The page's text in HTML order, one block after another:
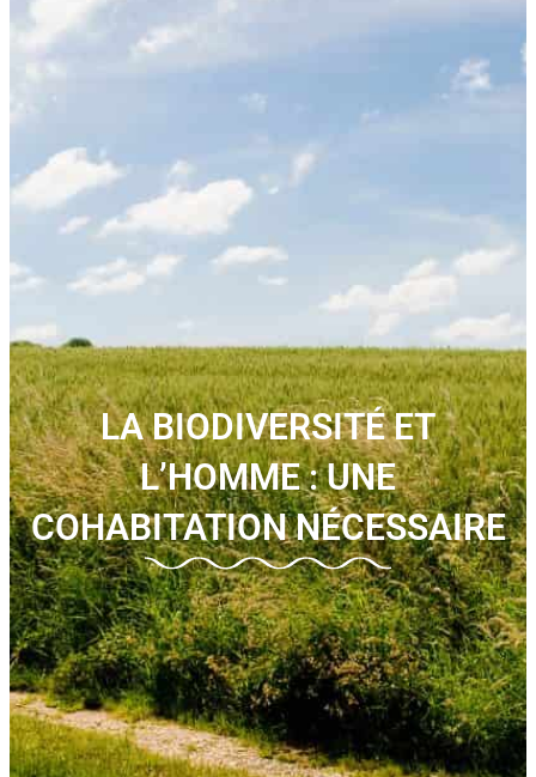
LA BIODIVERSITÉ ET
L’HOMME : UNE
COHABITATION NÉCESSAIRE